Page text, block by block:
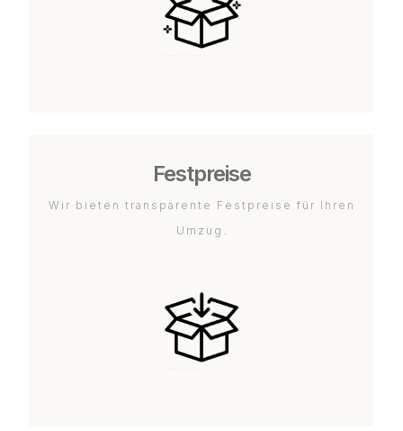
Festpreise
Wir bieten transparente Festpreise für Ihren
Umzug.